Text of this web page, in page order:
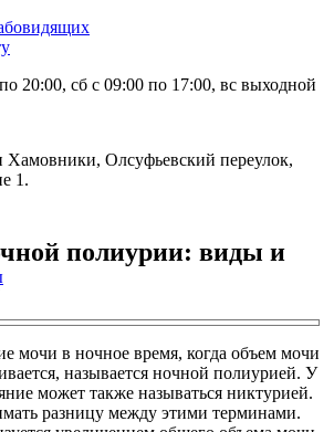
20:00, сб с 09:00 по 17:00, вс выходной
Хамовники, Олсуфьевский переулок,
1.
полиурии: виды и
мочи в ночное время, когда объем мочи
называется ночной полиурией. У
может также называться никтурией.
разницу между этими терминами.